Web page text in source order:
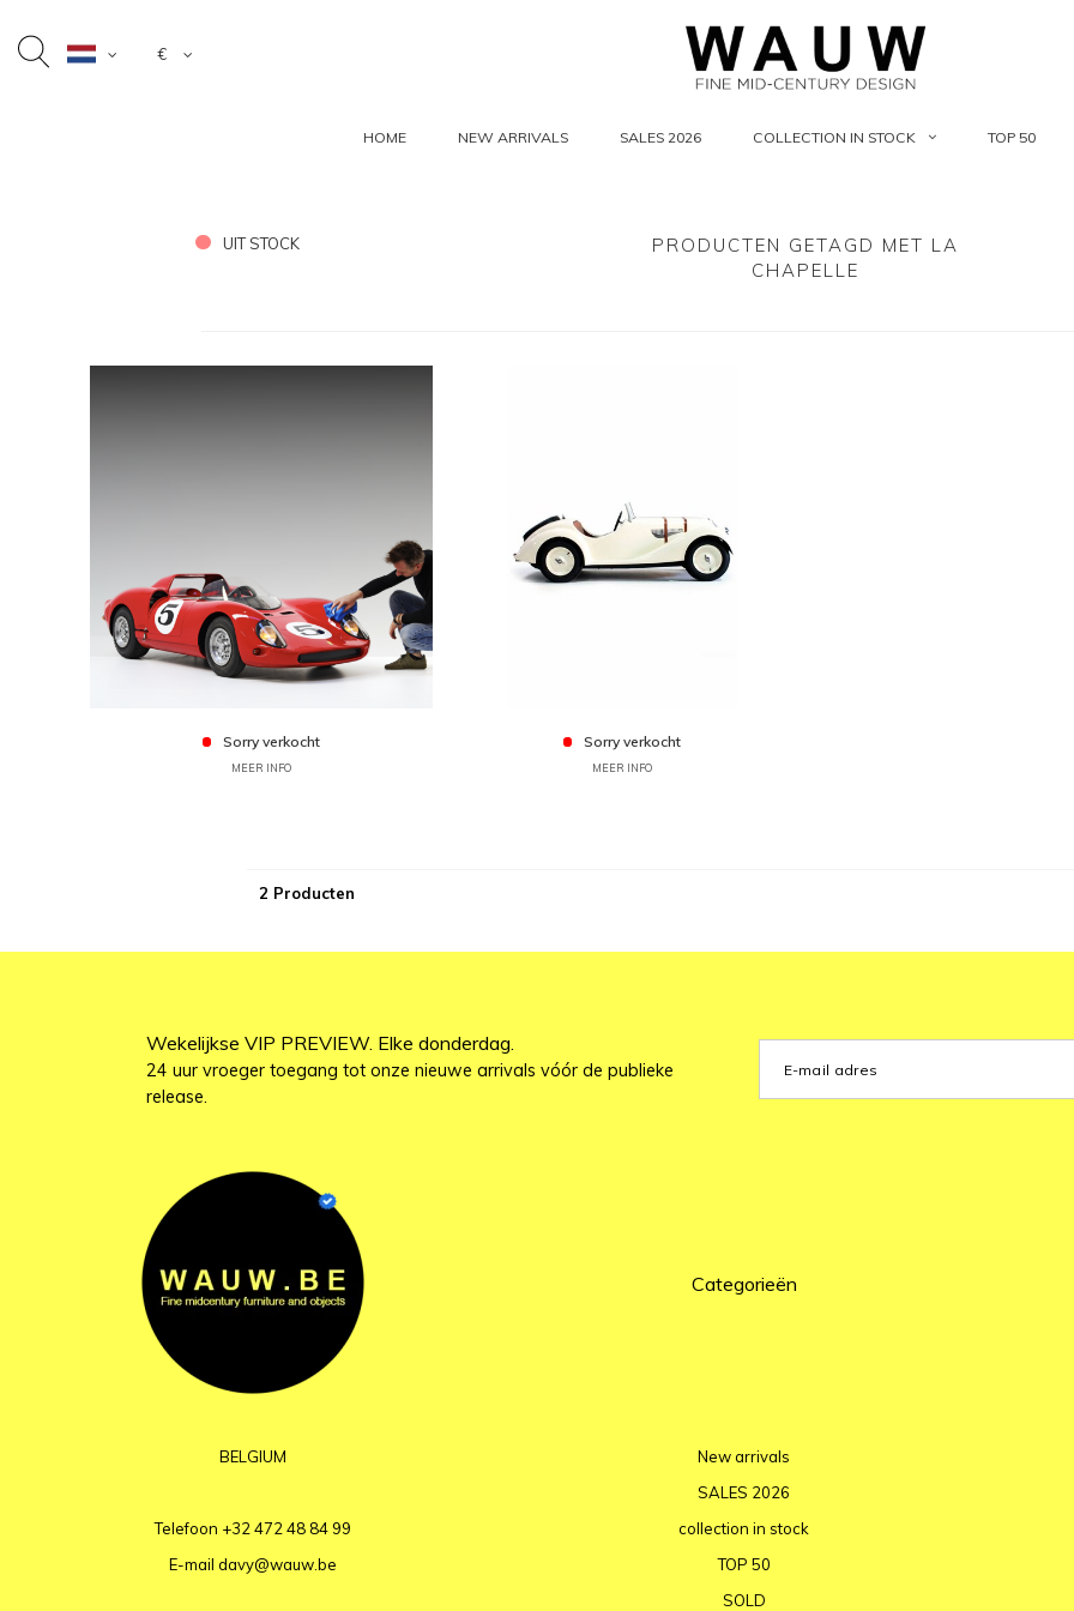
€
HOME NEW ARRIVALS SALES 2026 COLLECTION IN STOCK TOP 50
UIT STOCK
PRODUCTEN GETAGD MET LA
CHAPELLE
Sorry verkocht
MEER INFO
Sorry verkocht
MEER INFO
2 Producten
Wekelijkse VIP PREVIEW. Elke donderdag.
24 uur vroeger toegang tot onze nieuwe arrivals vóór de publieke
release.
BELGIUM
Telefoon +32 472 48 84 99
E-mail davy@wauw.be
Categorieën
New arrivals
SALES 2026
collection in stock
TOP 50
SOLD